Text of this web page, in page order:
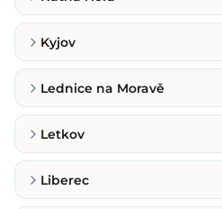
Kyjov
Lednice na Moravě
Letkov
Liberec